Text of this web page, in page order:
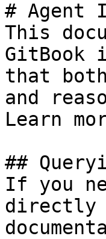
# Agent
This
GitBook
that
and
Learn
##
If you
directly